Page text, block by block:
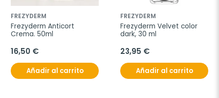
FREZYDERM
Frezyderm Anticort
Crema. 50ml
16,50 €
Añadir al carrito
FREZYDERM
Frezyderm Velvet color
dark, 30 ml
23,95 €
Añadir al carrito